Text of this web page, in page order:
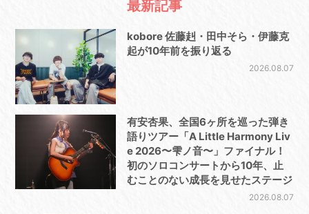
最新記事
kobore 佐藤赳・田中そら・伊藤克
起が10年前を振り返る
2026.08.07
有安杏果、全国6ヶ所を巡った弾き
語りツアー「A Little Harmony Liv
e 2026〜雫ノ音〜」ファイナル！
初のソロコンサートから10年、止
むことのない成長を見せたステージ
2026.08.07